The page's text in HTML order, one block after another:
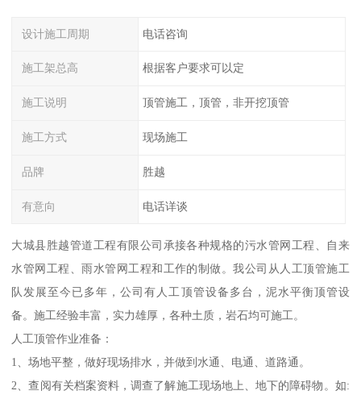
设计施工周期 电话咨询
施工架总高 根据客户要求可以定
施工说明 顶管施工，顶管，非开挖顶管
施工方式 现场施工
品牌 胜越
有意向 电话详谈
大城县胜越管道工程有限公司承接各种规格的污水管网工程、自来
水管网工程、雨水管网工程和工作的制做。我公司从人工顶管施工
队发展至今已多年，公司有人工顶管设备多台，泥水平衡顶管设
备。施工经验丰富，实力雄厚，各种土质，岩石均可施工。
人工顶管作业准备：
1、场地平整，做好现场排水，并做到水通、电通、道路通。
2、查阅有关档案资料，调查了解施工现场地上、地下的障碍物。如: